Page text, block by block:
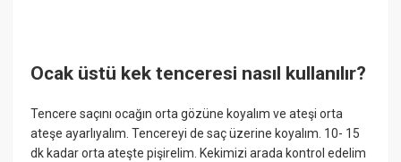
Ocak üstü kek tenceresi nasıl kullanılır?
Tencere saçını ocağın orta gözüne koyalım ve ateşi orta
ateşe ayarlıyalım. Tencereyi de saç üzerine koyalım. 10- 15
dk kadar orta ateşte pişirelim. Kekimizi arada kontrol edelim